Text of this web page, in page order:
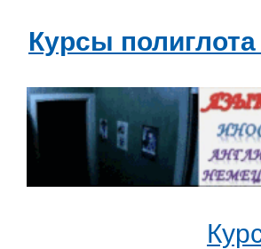
Курсы